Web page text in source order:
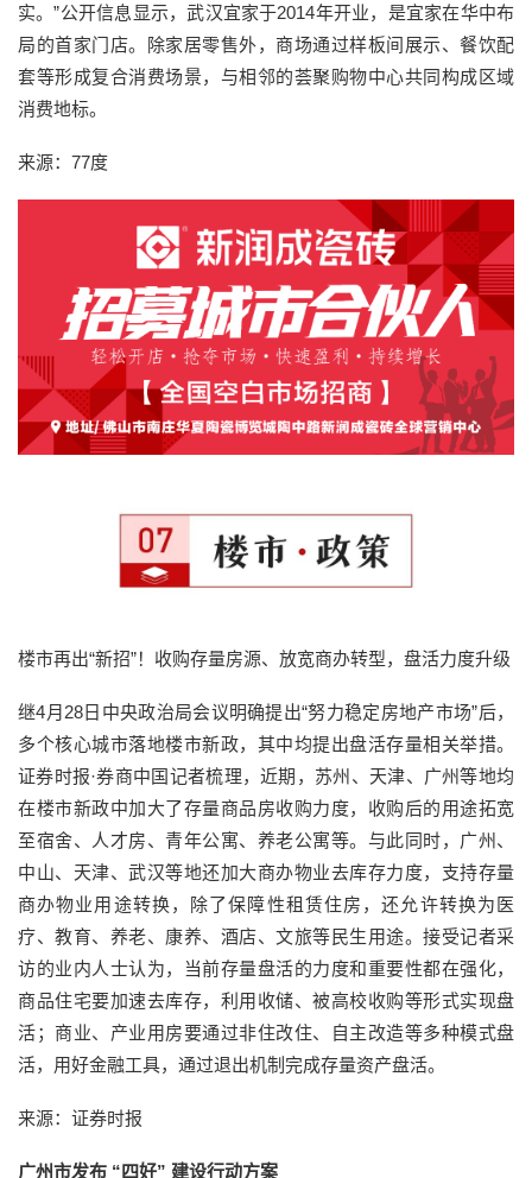
实。”公开信息显示，武汉宜家于2014年开业，是宜家在华中布
局的首家门店。除家居零售外，商场通过样板间展示、餐饮配
套等形成复合消费场景，与相邻的荟聚购物中心共同构成区域
消费地标。
来源：77度
楼市再出“新招”！收购存量房源、放宽商办转型，盘活力度升级
继4月28日中央政治局会议明确提出“努力稳定房地产市场”后，
多个核心城市落地楼市新政，其中均提出盘活存量相关举措。
证券时报·券商中国记者梳理，近期，苏州、天津、广州等地均
在楼市新政中加大了存量商品房收购力度，收购后的用途拓宽
至宿舍、人才房、青年公寓、养老公寓等。与此同时，广州、
中山、天津、武汉等地还加大商办物业去库存力度，支持存量
商办物业用途转换，除了保障性租赁住房，还允许转换为医
疗、教育、养老、康养、酒店、文旅等民生用途。接受记者采
访的业内人士认为，当前存量盘活的力度和重要性都在强化，
商品住宅要加速去库存，利用收储、被高校收购等形式实现盘
活；商业、产业用房要通过非住改住、自主改造等多种模式盘
活，用好金融工具，通过退出机制完成存量资产盘活。
来源：证券时报
广州市发布 “四好” 建设行动方案